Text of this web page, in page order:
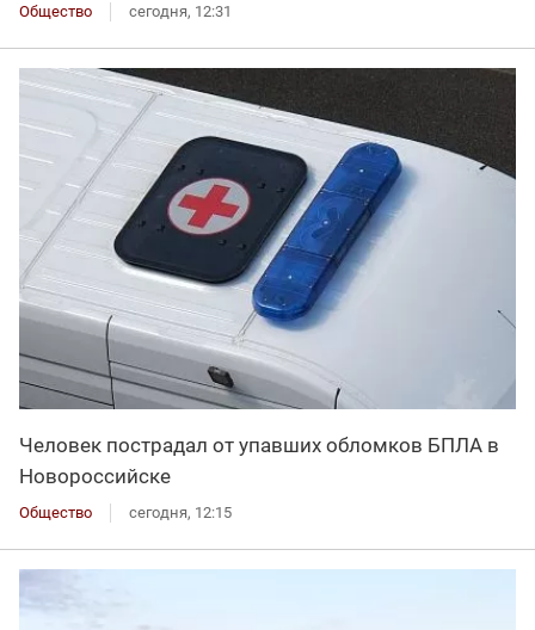
Общество сегодня, 12:31
Человек пострадал от упавших обломков БПЛА в
Новороссийске
Общество сегодня, 12:15